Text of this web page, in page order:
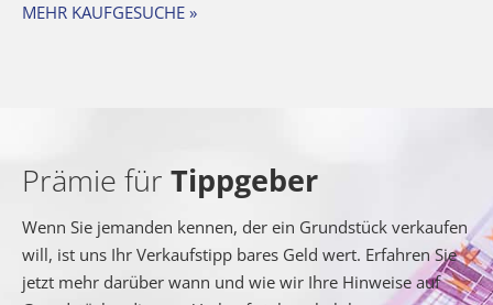
MEHR KAUFGESUCHE »
Prämie für Tippgeber
Wenn Sie jemanden kennen, der ein Grundstück verkaufen
will, ist uns Ihr Verkaufstipp bares Geld wert. Erfahren Sie
jetzt mehr darüber wann und wie wir Ihre Hinweise auf